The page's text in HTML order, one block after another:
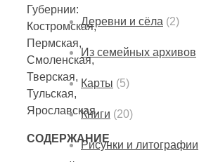
Губернии:
Костромская,
Пермская,
Смоленская,
Тверская,
Тульская,
Ярославская.
СОДЕРЖАНИЕ
Деревни и сёла (2)
Из семейных архивов
Карты (5)
Книги (20)
Рисунки и литографии